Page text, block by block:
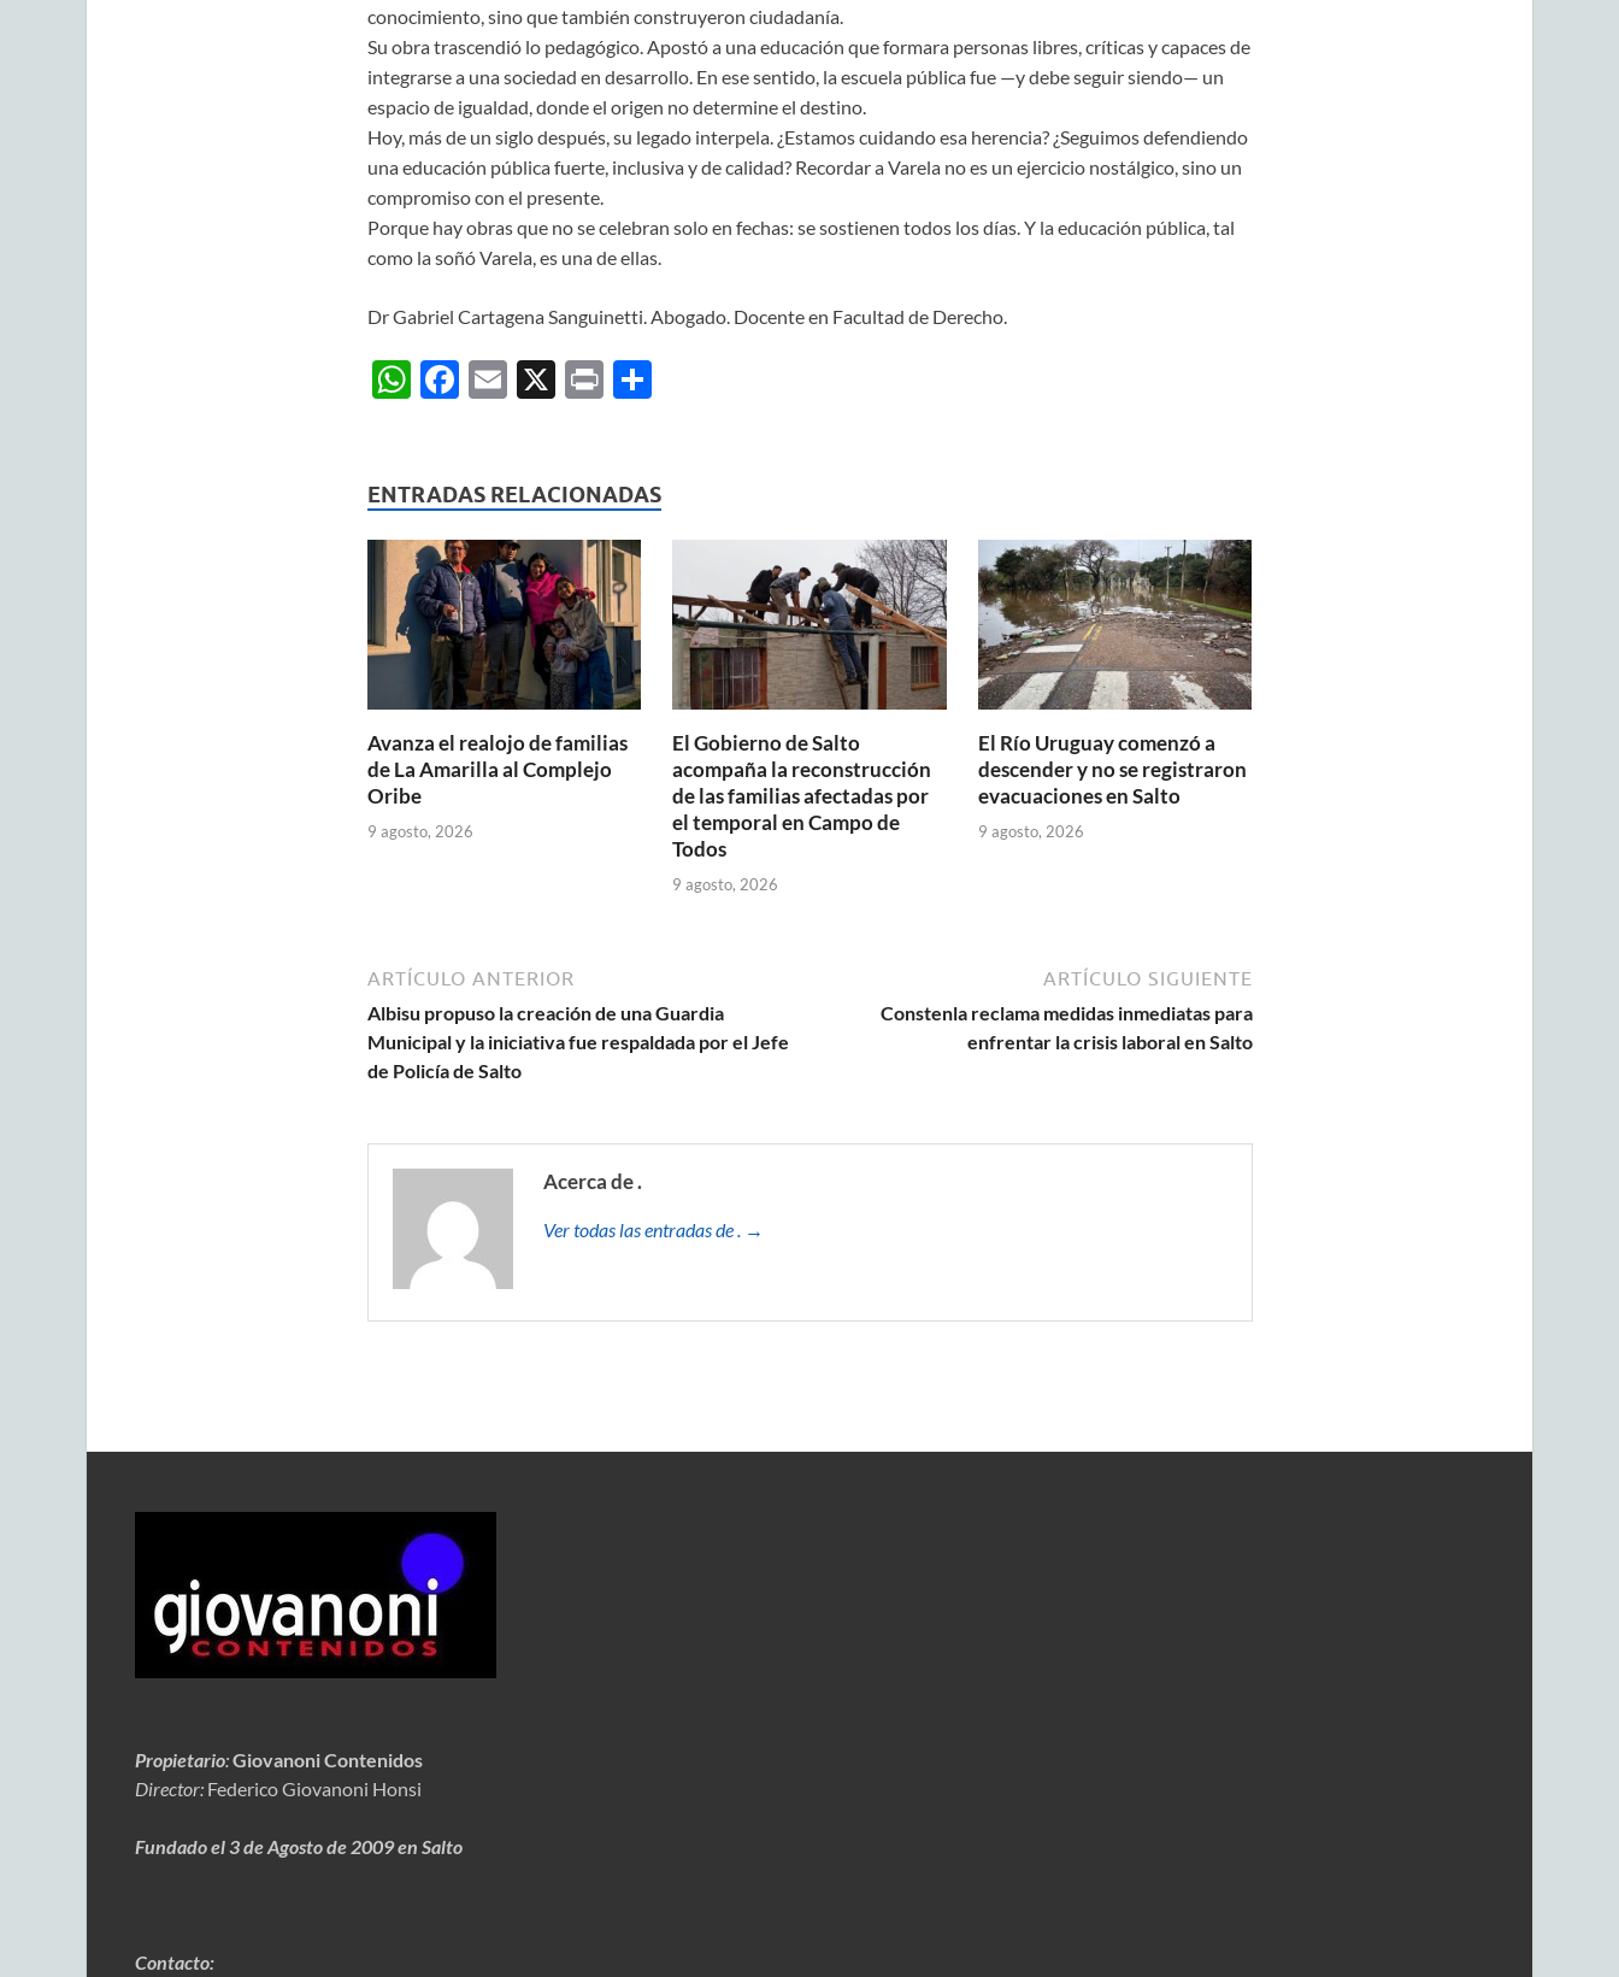
conocimiento, sino que también construyeron ciudadanía.
Su obra trascendió lo pedagógico. Apostó a una educación que formara personas libres, críticas y capaces de
integrarse a una sociedad en desarrollo. En ese sentido, la escuela pública fue —y debe seguir siendo— un
espacio de igualdad, donde el origen no determine el destino.
Hoy, más de un siglo después, su legado interpela. ¿Estamos cuidando esa herencia? ¿Seguimos defendiendo
una educación pública fuerte, inclusiva y de calidad? Recordar a Varela no es un ejercicio nostálgico, sino un
compromiso con el presente.
Porque hay obras que no se celebran solo en fechas: se sostienen todos los días. Y la educación pública, tal
como la soñó Varela, es una de ellas.
Dr Gabriel Cartagena Sanguinetti. Abogado. Docente en Facultad de Derecho.
W
s
A
p
p
F
b
o
o
k
E X P C
p
ar
ENTRADAS RELACIONADAS
Avanza el realojo de familias
de La Amarilla al Complejo
Oribe
9 agosto, 2026
El Gobierno de Salto
acompaña la reconstrucción
de las familias afectadas por
el temporal en Campo de
Todos
9 agosto, 2026
El Río Uruguay comenzó a
descender y no se registraron
evacuaciones en Salto
9 agosto, 2026
ARTÍCULO ANTERIOR
Albisu propuso la creación de una Guardia
Municipal y la iniciativa fue respaldada por el Jefe
de Policía de Salto
ARTÍCULO SIGUIENTE
Constenla reclama medidas inmediatas para
enfrentar la crisis laboral en Salto
Acerca de .
Ver todas las entradas de . →
Propietario:Giovanoni Contenidos
Director: Federico Giovanoni Honsi
Fundado el 3 de Agosto de 2009 en Salto
Contacto: